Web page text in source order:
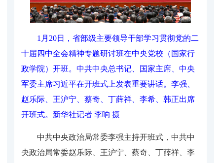
1月20日，省部级主要领导干部学习贯彻党的二
十届四中全会精神专题研讨班在中央党校（国家行
政学院）开班。中共中央总书记、国家主席、中央
军委主席习近平在开班式上发表重要讲话。李强、
赵乐际、王沪宁、蔡奇、丁薛祥、李希、韩正出席
开班式。 新华社记者 李响 摄
中共中央政治局常委李强主持开班式，中共中
央政治局常委赵乐际、王沪宁、蔡奇、丁薛祥、李